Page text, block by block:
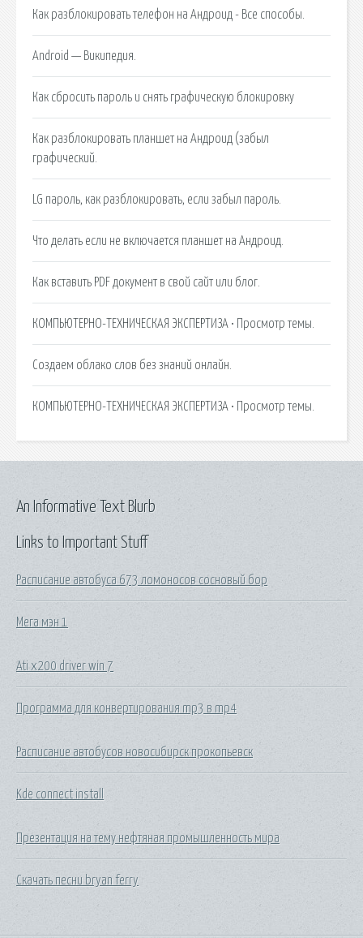
Как разблокировать телефон на Андроид - Все способы.
Android — Википедия.
Как сбросить пароль и снять графическую блокировку
Как разблокировать планшет на Андроид (забыл
графический.
LG пароль, как разблокировать, если забыл пароль.
Что делать если не включается планшет на Андроид.
Как вставить PDF документ в свой сайт или блог.
КОМПЬЮТЕРНО-ТЕХНИЧЕСКАЯ ЭКСПЕРТИЗА • Просмотр темы.
Создаем облако слов без знаний онлайн.
КОМПЬЮТЕРНО-ТЕХНИЧЕСКАЯ ЭКСПЕРТИЗА • Просмотр темы.
Links to Important Stuff
Расписание автобуса 673 ломоносов сосновый бор
Мега мэн 1
Ati x200 driver win 7
Программа для конвертирования mp3 в mp4
Расписание автобусов новосибирск прокопьевск
Kde connect install
Презентация на тему нефтяная промышленность мира
Скачать песни bryan ferry
An Informative Text Blurb